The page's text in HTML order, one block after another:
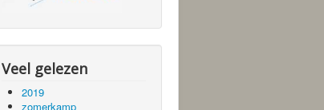
Veel gelezen
2019
zomerkamp